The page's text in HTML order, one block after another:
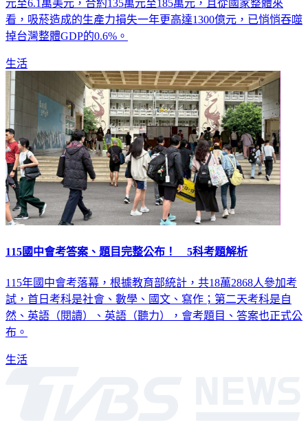
元至6.1萬美元，合約135萬元至185萬元，且從國家整體來
看，吸菸造成的生產力損失一年更高達1300億元，已悄悄吞噬
掉台灣整體GDP的0.6%。
生活
115國中會考答案、題目完整公布！ 5科考題解析
115年國中會考落幕，根據教育部統計，共18萬2868人參加考
試，首日考科是社會、數學、國文、寫作；第二天考科是自
然、英語（閱讀）、英語（聽力），會考題目、答案也正式公
布。
生活